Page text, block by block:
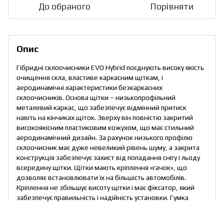
До обраного Порівняти
Опис
Гібридні склоочисники EVO Hybrid поєднують високу якість
очищення скла, властиве каркасним щіткам, і
аеродинамічні характеристики безкаркасних
склоочисників. Основа щітки – низькопрофільний
металевий каркас, що забезпечує відмінний притиск
навіть на кінчиках щіток. Зверху він повністю закритий
високоякісним пластиковим кожухом, що має стильний
аеродинамічний дизайн. За рахунок низького профілю
склоочисник має дуже невеликий рівень шуму, а закрита
конструкція забезпечує захист від попадання снігу і льоду
всередину щітки. Щітки мають кріплення «гачок», що
дозволяє встановлювати їх на більшість автомобілів.
Кріплення не збільшує висоту щітки і має фіксатор, який
забезпечує правильність і надійність установки. Гумка